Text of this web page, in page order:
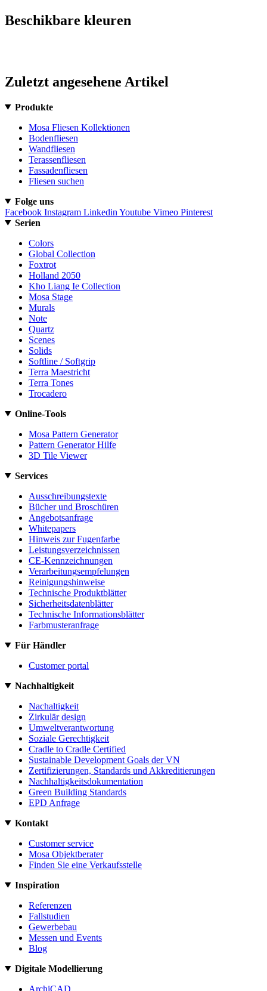
Beschikbare kleuren
Zuletzt angesehene Artikel
Produkte
Mosa Fliesen Kollektionen
Bodenfliesen
Wandfliesen
Terassenfliesen
Fassadenfliesen
Fliesen suchen
Folge uns
Facebook Instagram Linkedin Youtube Vimeo Pinterest
Serien
Colors
Global Collection
Foxtrot
Holland 2050
Kho Liang Ie Collection
Mosa Stage
Murals
Note
Quartz
Scenes
Solids
Softline / Softgrip
Terra Maestricht
Terra Tones
Trocadero
Online-Tools
Mosa Pattern Generator
Pattern Generator Hilfe
3D Tile Viewer
Services
Ausschreibungstexte
Bücher und Broschüren
Angebotsanfrage
Whitepapers
Hinweis zur Fugenfarbe
Leistungsverzeichnissen
CE-Kennzeichnungen
Verarbeitungsempfelungen
Reinigungshinweise
Technische Produktblätter
Sicherheitsdatenblätter
Technische Informationsblätter
Farbmusteranfrage
Für Händler
Customer portal
Nachhaltigkeit
Nachaltigkeit
Zirkulär design
Umweltverantwortung
Soziale Gerechtigkeit
Cradle to Cradle Certified
Sustainable Development Goals der VN
Zertifizierungen, Standards und Akkreditierungen
Nachhaltigkeitsdokumentation
Green Building Standards
EPD Anfrage
Kontakt
Customer service
Mosa Objektberater
Finden Sie eine Verkaufsstelle
Inspiration
Referenzen
Fallstudien
Gewerbebau
Messen und Events
Blog
Digitale Modellierung
ArchiCAD